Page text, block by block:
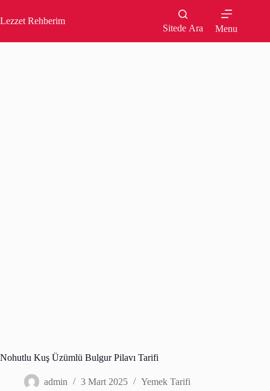
to
content
Lezzet Rehberim
Sitede Ara Menu
Nohutlu Kuş Üzümlü Bulgur Pilavı Tarifi
admin 3 Mart 2025 Yemek Tarifi